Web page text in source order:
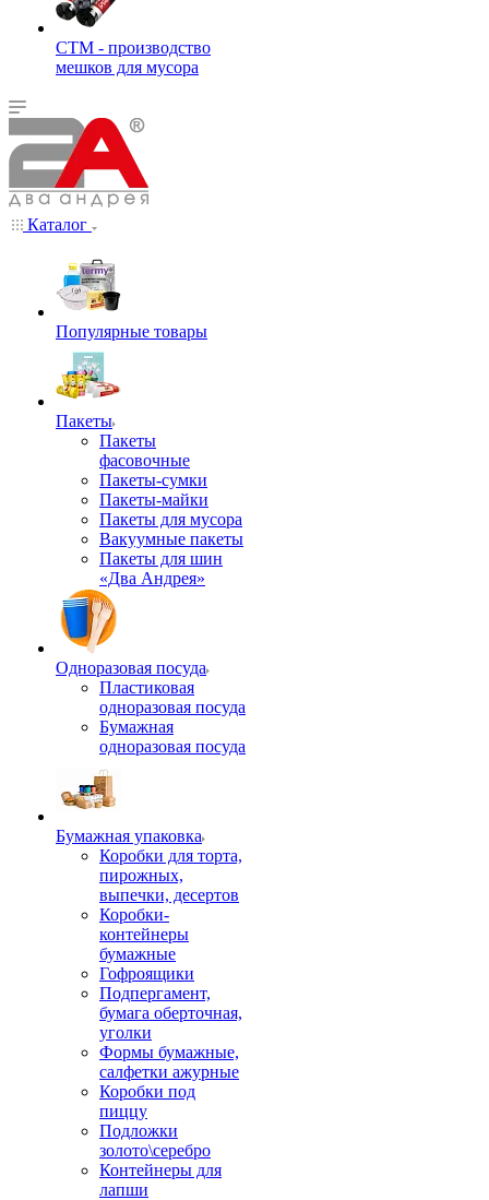
СТМ - производство
мешков для мусора
Каталог
Популярные товары
Пакеты
Пакеты
фасовочные
Пакеты-сумки
Пакеты-майки
Пакеты для мусора
Вакуумные пакеты
Пакеты для шин
«Два Андрея»
Одноразовая посуда
Пластиковая
одноразовая посуда
Бумажная
одноразовая посуда
Бумажная упаковка
Коробки для торта,
пирожных,
выпечки, десертов
Коробки-
контейнеры
бумажные
Гофроящики
Подпергамент,
бумага оберточная,
уголки
Формы бумажные,
салфетки ажурные
Коробки под
пиццу
Подложки
золото\серебро
Контейнеры для
лапши